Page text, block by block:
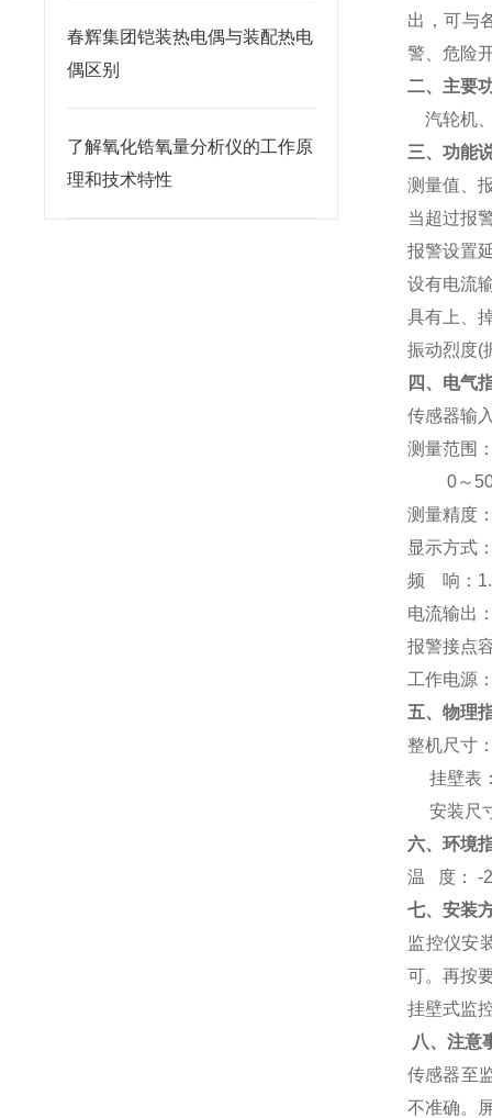
春辉集团铠装热电偶与装配热电
偶区别
了解氧化锆氧量分析仪的工作原
理和技术特性
出，可与
警、危险
二、主要
汽轮机
三、功能
测量值、
当超过报
报警设置
设有电流
具有上、
振动烈度(
四、电气
传感器输
测量范围
0～
测量精度
显示方式
频 响：
电流输出
报警接点
工作电源
五、物理
整机尺寸
挂壁表
安装尺
六、环境
温 度： -
七、安装
监控仪安
可。再按
挂壁式监
八、注意
传感器至
不准确。